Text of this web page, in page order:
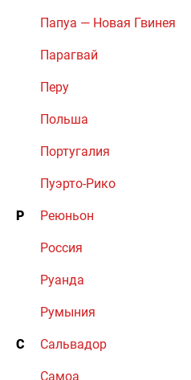
Папуа — Новая Гвинея
Парагвай
Перу
Польша
Португалия
Пуэрто-Рико
Р Реюньон
Россия
Руанда
Румыния
С Сальвадор
Самоа